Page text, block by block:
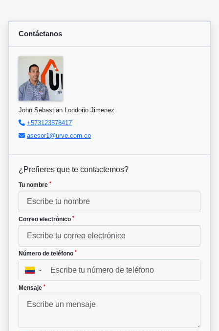
Contáctanos
John Sebastian Londoño Jimenez
+573123578417
asesor1@urve.com.co
¿Prefieres que te contactemos?
Tu nombre *
Correo electrónico *
Número de teléfono *
▼
Mensaje *